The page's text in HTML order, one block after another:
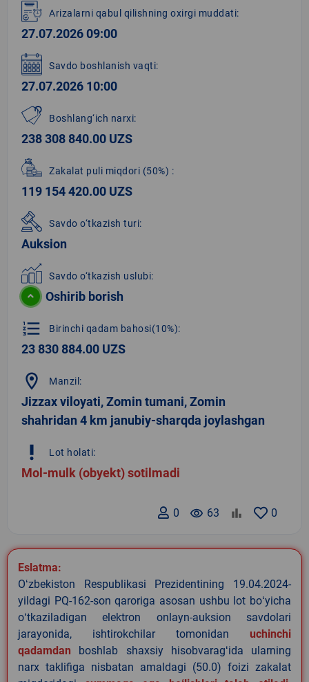
1
of
4
Arizalarni qabul qilishning oxirgi muddati:
27.07.2026 09:00
Savdo boshlanish vaqti:
27.07.2026 10:00
Boshlang‘ich narxi:
238 308 840.00 UZS
Zakalat puli miqdori (50%) :
119 154 420.00 UZS
Savdo o‘tkazish turi:
Auksion
Savdo o‘tkazish uslubi:
Oshirib borish
format_list_numbered Birinchi qadam bahosi(10%):
23 830 884.00 UZS
location_on Manzil:
Jizzax viloyati, Zomin tumani, Zomin
shahridan 4 km janubiy-sharqda joylashgan
priority_high Lot holati:
Mol-mulk (obyekt) sotilmadi
0
remove_red_eye 63
0
Eslatma:
Oʻzbekiston Respublikasi Prezidentining 19.04.2024-
yildagi PQ-162-son qaroriga asosan ushbu lot boʻyicha
oʻtkaziladigan elektron onlayn-auksion savdolari
jarayonida, ishtirokchilar tomonidan uchinchi
qadamdan boshlab shaxsiy hisobvaragʻida ularning
narx taklifiga nisbatan amaldagi (50.0) foizi zakalat